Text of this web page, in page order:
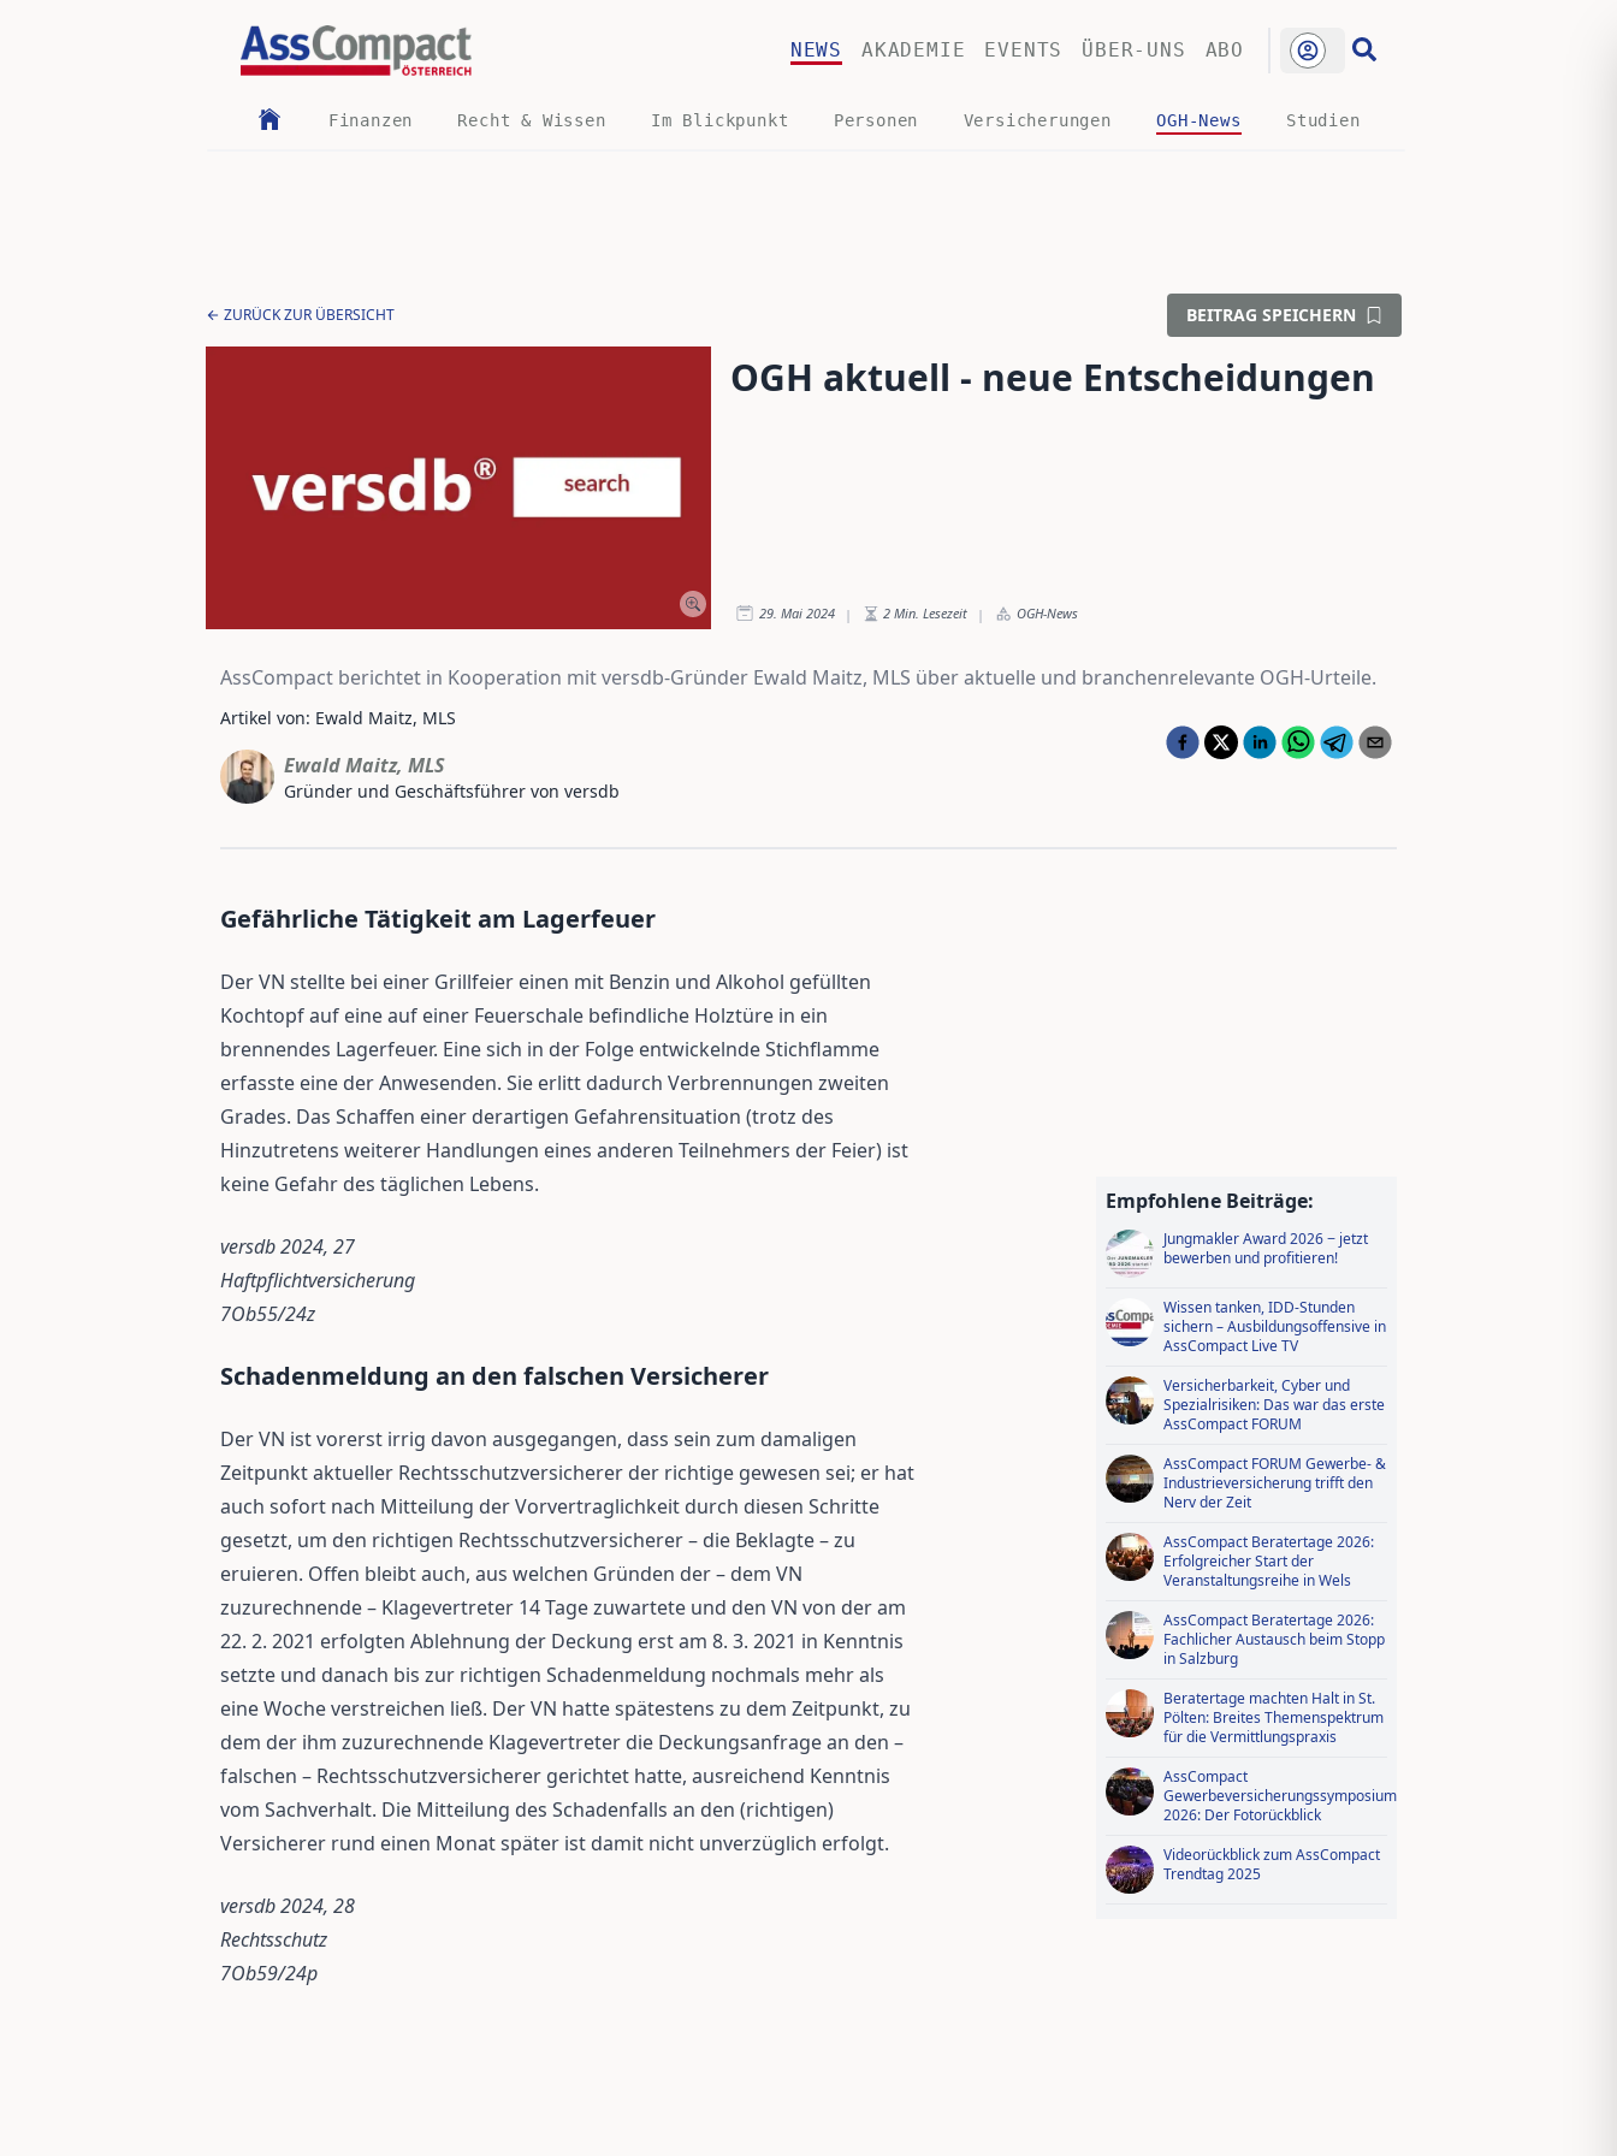
NEWS AKADEMIE EVENTS ÜBER-UNS ABO
Finanzen Recht & Wissen Im Blickpunkt Personen Versicherungen OGH-News Studien
ZURÜCK ZUR ÜBERSICHT BEITRAG SPEICHERN
OGH aktuell - neue Entscheidungen
29. Mai 2024 | 2 Min. Lesezeit | OGH-News
AssCompact berichtet in Kooperation mit versdb-Gründer Ewald Maitz, MLS über aktuelle und branchenrelevante OGH-Urteile.
Artikel von: Ewald Maitz, MLS
Ewald Maitz, MLS
Gründer und Geschäftsführer von versdb
Gefährliche Tätigkeit am Lagerfeuer
Der VN stellte bei einer Grillfeier einen mit Benzin und Alkohol gefüllten
Kochtopf auf eine auf einer Feuerschale befindliche Holztüre in ein
brennendes Lagerfeuer. Eine sich in der Folge entwickelnde Stichflamme
erfasste eine der Anwesenden. Sie erlitt dadurch Verbrennungen zweiten
Grades. Das Schaffen einer derartigen Gefahrensituation (trotz des
Hinzutretens weiterer Handlungen eines anderen Teilnehmers der Feier) ist
keine Gefahr des täglichen Lebens.
versdb 2024, 27
Haftpflichtversicherung
7Ob55/24z
Schadenmeldung an den falschen Versicherer
Der VN ist vorerst irrig davon ausgegangen, dass sein zum damaligen
Zeitpunkt aktueller Rechtsschutzversicherer der richtige gewesen sei; er hat
auch sofort nach Mitteilung der Vorvertraglichkeit durch diesen Schritte
gesetzt, um den richtigen Rechtsschutzversicherer – die Beklagte – zu
eruieren. Offen bleibt auch, aus welchen Gründen der – dem VN
zuzurechnende – Klagevertreter 14 Tage zuwartete und den VN von der am
22. 2. 2021 erfolgten Ablehnung der Deckung erst am 8. 3. 2021 in Kenntnis
setzte und danach bis zur richtigen Schadenmeldung nochmals mehr als
eine Woche verstreichen ließ. Der VN hatte spätestens zu dem Zeitpunkt, zu
dem der ihm zuzurechnende Klagevertreter die Deckungsanfrage an den –
falschen – Rechtsschutzversicherer gerichtet hatte, ausreichend Kenntnis
vom Sachverhalt. Die Mitteilung des Schadenfalls an den (richtigen)
Versicherer rund einen Monat später ist damit nicht unverzüglich erfolgt.
versdb 2024, 28
Rechtsschutz
7Ob59/24p
Empfohlene Beiträge:
Jungmakler Award 2026 − jetzt
bewerben und profitieren!
Wissen tanken, IDD-Stunden
sichern – Ausbildungsoffensive in
AssCompact Live TV
Versicherbarkeit, Cyber und
Spezialrisiken: Das war das erste
AssCompact FORUM
AssCompact FORUM Gewerbe- &
Industrieversicherung trifft den
Nerv der Zeit
AssCompact Beratertage 2026:
Erfolgreicher Start der
Veranstaltungsreihe in Wels
AssCompact Beratertage 2026:
Fachlicher Austausch beim Stopp
in Salzburg
Beratertage machten Halt in St.
Pölten: Breites Themenspektrum
für die Vermittlungspraxis
AssCompact
Gewerbeversicherungssymposium
2026: Der Fotorückblick
Videorückblick zum AssCompact
Trendtag 2025